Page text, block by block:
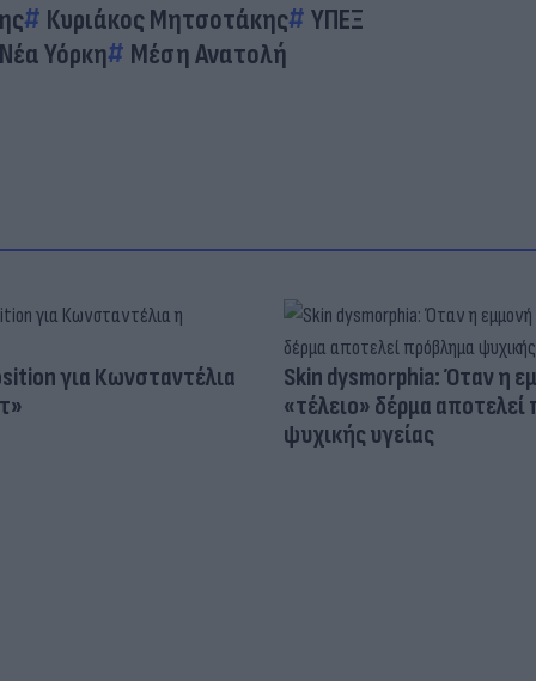
Κυριάκος Μητσοτάκης
ΥΠΕΞ
Νέα Υόρκη Μέση Ανατολή
για Κωνσταντέλια
Skin dysmorphia: Όταν η
«τέλειο» δέρμα
ψυχικής υγείας